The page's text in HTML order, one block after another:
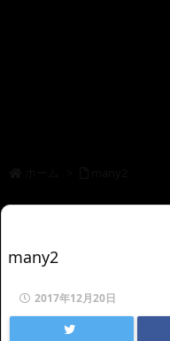
many2
2017年12月20日